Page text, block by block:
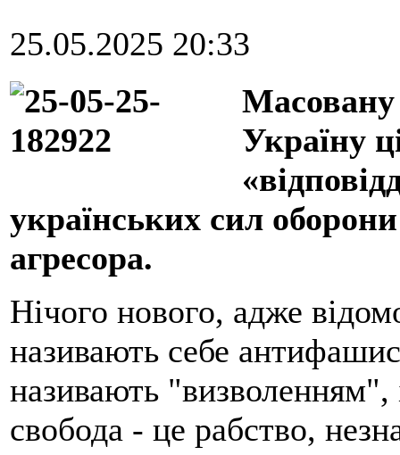
25.05.2025 20:33
Масовану
Україну
українських сил
агресора.
Нічого нового, адже
називають себе
називають
свобода - це рабство,